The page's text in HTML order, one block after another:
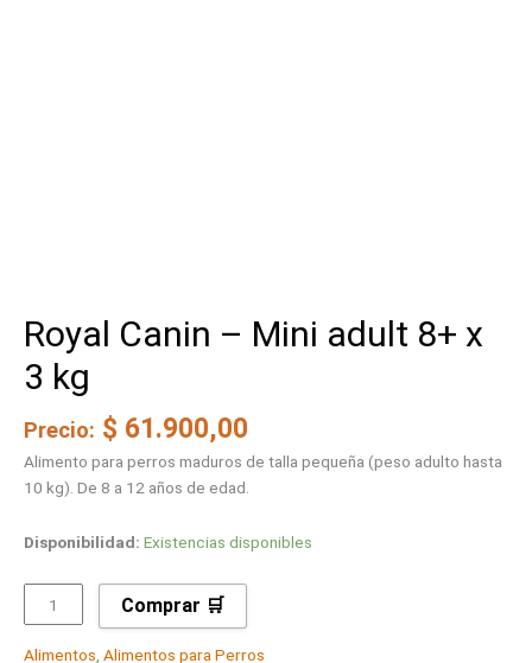
Royal Canin – Mini adult 8+ x
3 kg
Precio: $ 61.900,00
Alimento para perros maduros de talla pequeña (peso adulto hasta
10 kg). De 8 a 12 años de edad.
Disponibilidad: Existencias disponibles
Comprar 🛒
Alimentos Alimentos para Perros